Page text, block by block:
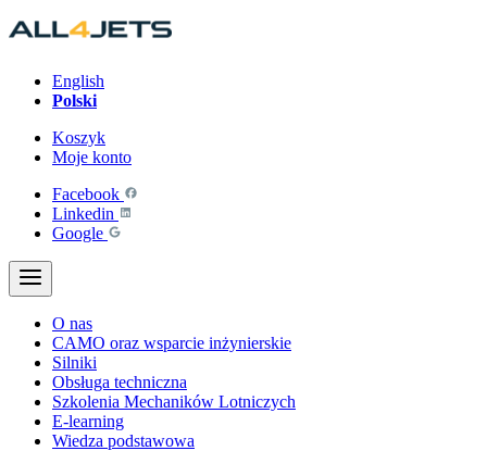
Przejdź
do
English
Polski
Koszyk
Moje konto
Facebook
Linkedin
Google
O nas
CAMO oraz wsparcie inżynierskie
Silniki
Obsługa techniczna
Szkolenia Mechaników Lotniczych
E-learning
Wiedza podstawowa